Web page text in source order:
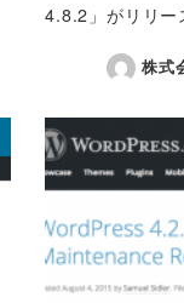
4.8.2」がリリ
株式